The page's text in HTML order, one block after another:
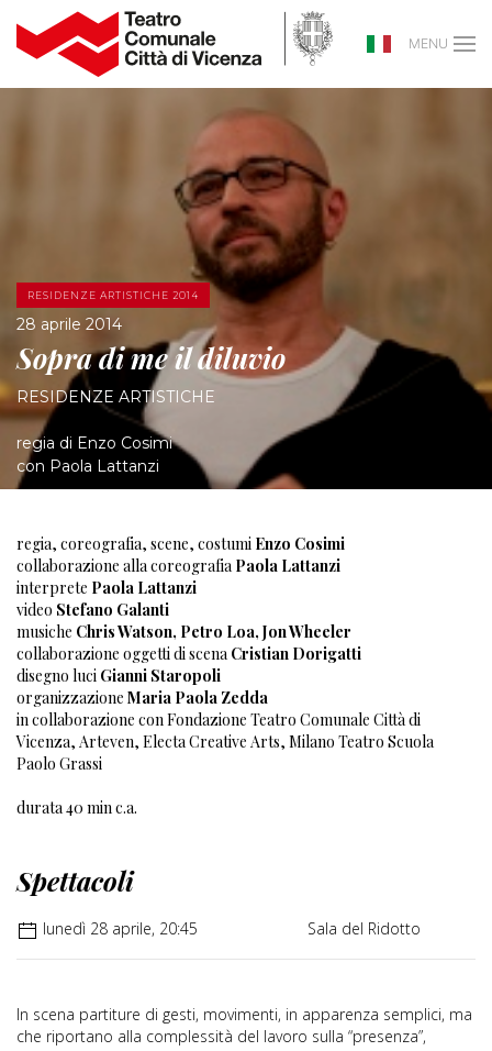
MENU
RESIDENZE ARTISTICHE 2014
28 aprile 2014
Sopra di me il diluvio
RESIDENZE ARTISTICHE
regia di Enzo Cosimi
con Paola Lattanzi
regia, coreografia, scene, costumi Enzo Cosimi
collaborazione alla coreografia Paola Lattanzi
interprete Paola Lattanzi
video Stefano Galanti
musiche Chris Watson, Petro Loa, Jon Wheeler
collaborazione oggetti di scena Cristian Dorigatti
disegno luci Gianni Staropoli
organizzazione Maria Paola Zedda
in collaborazione con Fondazione Teatro Comunale Città di
Vicenza, Arteven, Electa Creative Arts, Milano Teatro Scuola
Paolo Grassi
durata 40 min c.a.
Spettacoli
lunedì 28 aprile, 20:45 Sala del Ridotto
In scena partiture di gesti, movimenti, in apparenza semplici, ma
che riportano alla complessità del lavoro sulla “presenza”,